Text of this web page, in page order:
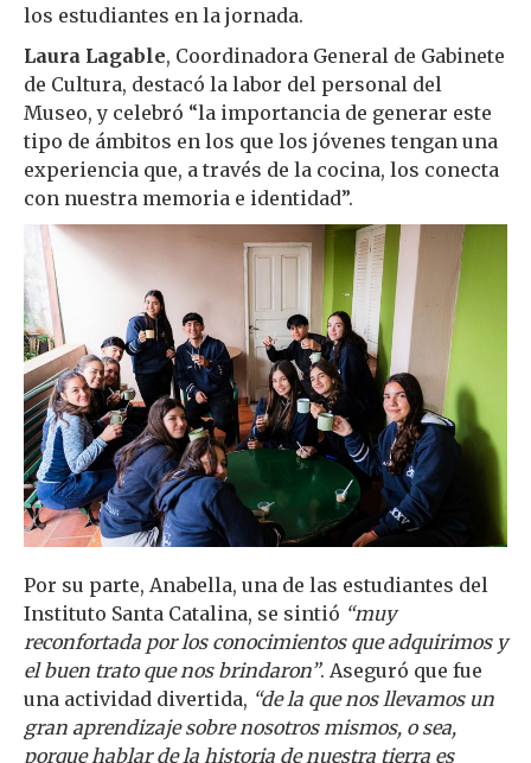
los estudiantes en la jornada.
Laura Lagable, Coordinadora General de Gabinete
de Cultura, destacó la labor del personal del
Museo, y celebró “la importancia de generar este
tipo de ámbitos en los que los jóvenes tengan una
experiencia que, a través de la cocina, los conecta
con nuestra memoria e identidad”.
Por su parte, Anabella, una de las estudiantes del
Instituto Santa Catalina, se sintió “muy
reconfortada por los conocimientos que adquirimos y
el buen trato que nos brindaron”. Aseguró que fue
una actividad divertida, “de la que nos llevamos un
gran aprendizaje sobre nosotros mismos, o sea,
porque hablar de la historia de nuestra tierra es